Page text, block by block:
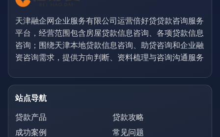
天津融企网企业服务有限公司运营倍好贷贷款咨询服务
平台，经营范围包含房屋贷款信息咨询、各项贷款信息
咨询；围绕天津本地贷款信息咨询、助贷咨询和企业融
资咨询需求，提供方向判断、资料梳理与咨询沟通服务
站点导航
贷款产品
贷款攻略
成功案例
常见问题